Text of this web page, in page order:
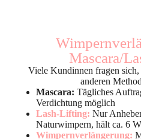
Mascara/
Viele Kundinnen fragen
anderen
Mascara: Tägliches
Verdichtung möglich
Lash-Lifting: Nur
Naturwimpern, hält ca. 6
Wimpernverlängerung: